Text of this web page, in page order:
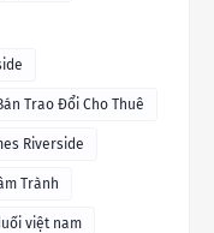
Trao Đổi Cho Thuê
Riverside
Trành
việt nam